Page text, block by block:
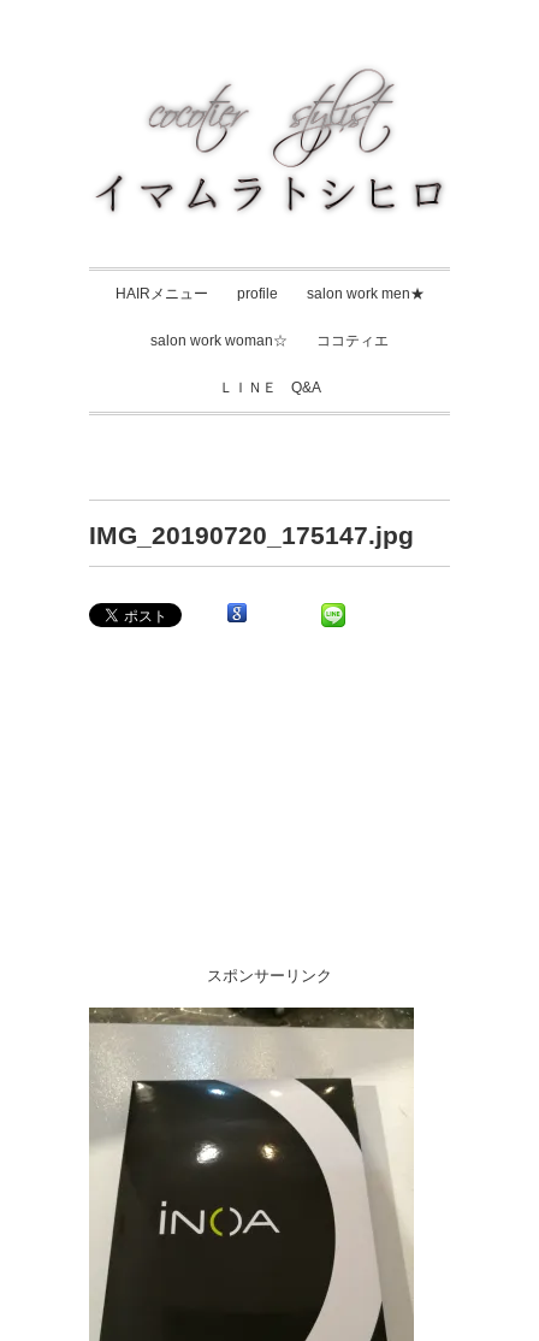
HAIRメニュー profile salon work men★
salon work woman☆ ココティエ
ＬＩＮＥ Q&A
IMG_20190720_175147.jpg
スポンサーリンク